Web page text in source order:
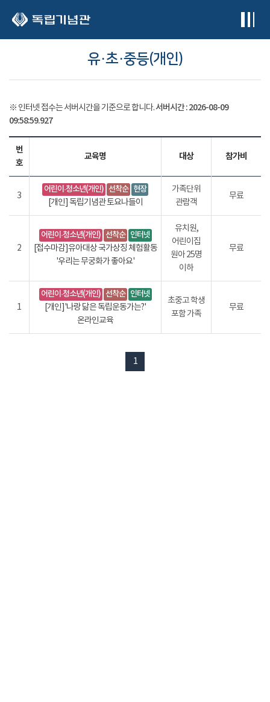
유·초·중등(개인)
※ 인터넷 접수는 서버시간을 기준으로 합니다.서버시간 :2026-08-09
09:58:59.937
번
호
교육명 대상 참가비
3
어린이·청소년(개인) 선착순 현장
[개인] 독립기념관 토요나들이
가족단위
관람객
무료
2
어린이·청소년(개인) 선착순 인터넷
[접수마감]유아대상 국가상징 체험활동
'우리는 무궁화가 좋아요'
유치원,
어린이집
원아 25명
이하
무료
1
어린이·청소년(개인) 선착순 인터넷
[개인]'나랑 닮은 독립운동가는?'
온라인교육
초중고 학생
포함 가족
무료
1